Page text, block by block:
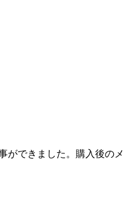
ができました。購入後のメ